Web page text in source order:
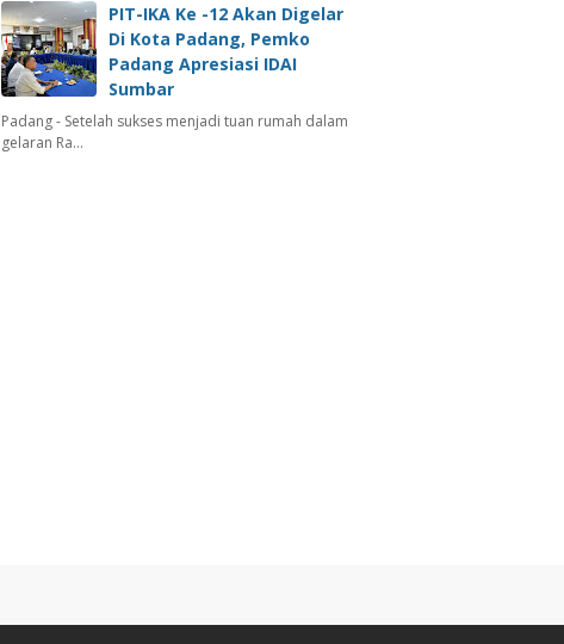
PIT-IKA Ke -12 Akan Digelar
Di Kota Padang, Pemko
Padang Apresiasi IDAI
Sumbar
Padang - Setelah sukses menjadi tuan rumah dalam
gelaran Ra…